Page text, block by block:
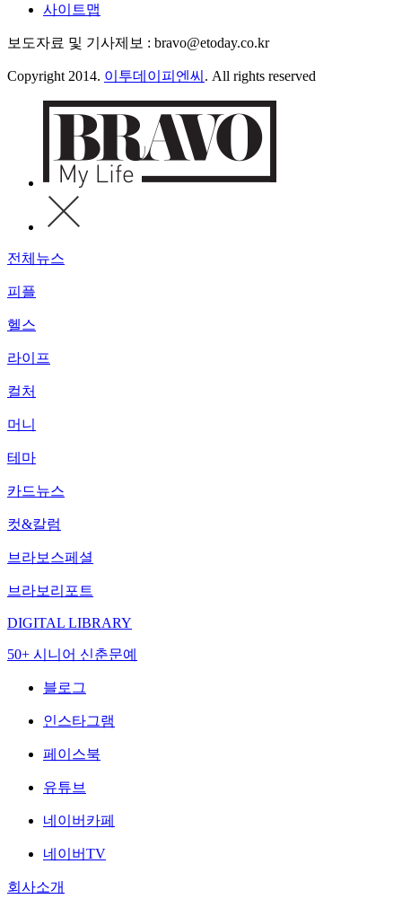
사이트맵
보도자료 및 기사제보 : bravo@etoday.co.kr
Copyright 2014. 이투데이피엔씨 . All rights reserved
전체뉴스
피플
헬스
라이프
컬처
머니
테마
카드뉴스
컷&칼럼
브라보스페셜
브라보리포트
DIGITAL LIBRARY
50+ 시니어 신춘문예
블로그
인스타그램
페이스북
유튜브
네이버카페
네이버TV
회사소개